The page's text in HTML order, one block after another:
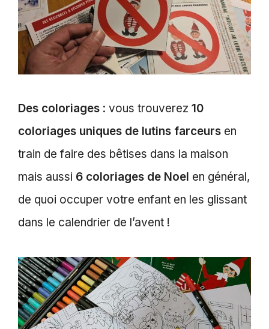
Des coloriages : vous trouverez 10
coloriages uniques de lutins farceurs en
train de faire des bêtises dans la maison
mais aussi 6 coloriages de Noel en général,
de quoi occuper votre enfant en les glissant
dans le calendrier de l’avent !